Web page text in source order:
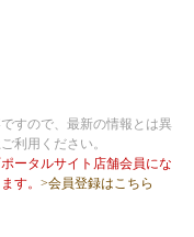
すので、最新の情報とは異
利用ください。
ータルサイト店舗会員にな
す。 >会員登録はこちら